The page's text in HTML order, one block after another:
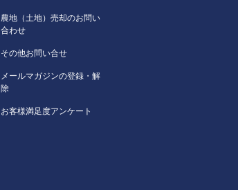
農地（土地）売却のお問い
合わせ
その他お問い合せ
メールマガジンの登録・解
除
お客様満足度アンケート